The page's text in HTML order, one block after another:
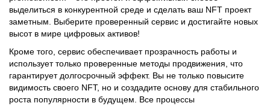
promotion.com – это простой и эффективный способ
выделиться в конкурентной среде и сделать ваш NFT проект
заметным. Выберите проверенный сервис и достигайте новых
использует только проверенные методы продвижения, что
гарантирует долгосрочный эффект. Вы не только повысите
видимость своего NFT, но и создадите основу для стабильного